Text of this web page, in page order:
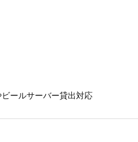
ールサーバー貸出対応